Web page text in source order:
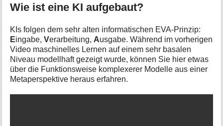
Wie ist eine KI aufgebaut?
KIs folgen dem sehr alten informatischen EVA-Prinzip:
Eingabe,Verarbeitung, Ausgabe. Während im vorherigen
Video maschinelles Lernen auf einem sehr basalen
Niveau modellhaft gezeigt wurde, können Sie hier etwas
über die Funktionsweise komplexerer Modelle aus einer
Metaperspektive heraus erfahren.